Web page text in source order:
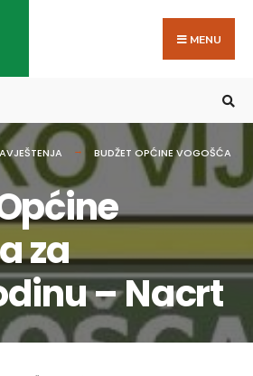
MENU
BUDŽET OPĆINE VOGOŠĆA
za
– Nacrt